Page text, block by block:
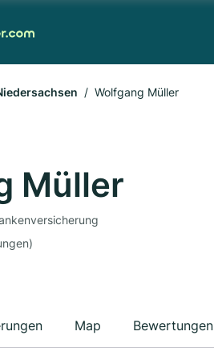
Wolfgang Müller
Müller
Map Bewertungen